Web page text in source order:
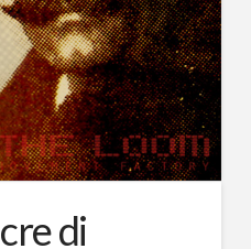
di